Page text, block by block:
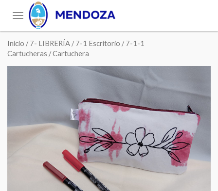
Toggle
navigation
Inicio /7- LIBRERÍA /7-1 Escritorio /7-1-1
Cartucheras / Cartuchera